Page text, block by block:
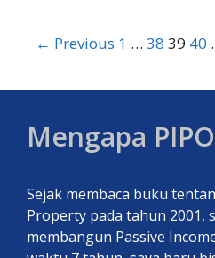
← Previous 1 … 38 39 40
Mengapa
Sejak membaca buku
Property pada tahun 2001,
membangun Passive